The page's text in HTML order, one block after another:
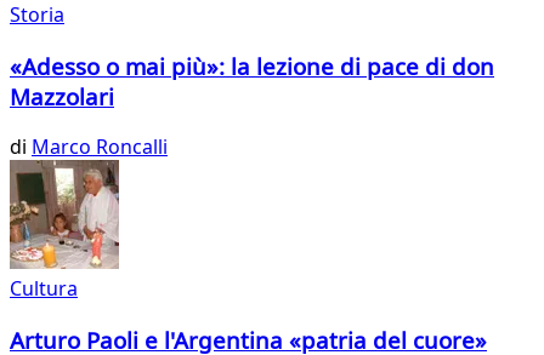
Storia
«Adesso o mai più»: la lezione di pace di don
Mazzolari
di Marco Roncalli
Cultura
Arturo Paoli e l'Argentina «patria del cuore»